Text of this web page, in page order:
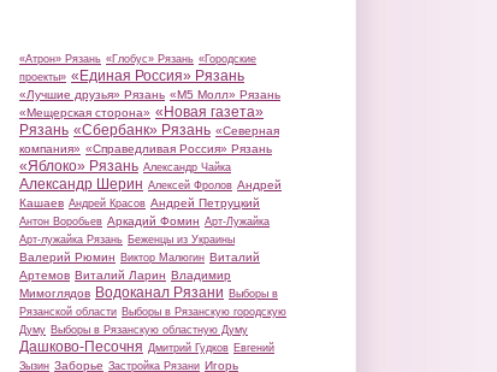
«Атрон» Рязань «Глобус» Рязань «Городские
проекты» «Единая Россия» Рязань
«Лучшие друзья» Рязань «М5 Молл» Рязань
«Мещерская сторона» «Новая газета»
Рязань «Сбербанк» Рязань «Северная
компания» «Справедливая Россия» Рязань
«Яблоко» Рязань Александр Чайка
Александр Шерин Алексей Фролов Андрей
Кашаев Андрей Красов Андрей Петруцкий
Антон Воробьев Аркадий Фомин Арт-Лужайка
Арт-лужайка Рязань Беженцы из Украины
Валерий Рюмин Виктор Малюгин Виталий
Артемов Виталий Ларин Владимир
Мимоглядов Водоканал Рязани Выборы в
Рязанской области Выборы в Рязанскую городскую
Думу Выборы в Рязанскую областную Думу
Дашково-Песочня Дмитрий Гудков Евгений
Зызин Заборье Застройка Рязани Игорь